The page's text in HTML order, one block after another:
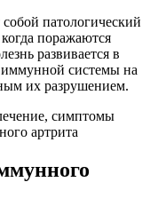
патологический
поражаются
развивается в
иммунной системы на
их разрушением.
артрита